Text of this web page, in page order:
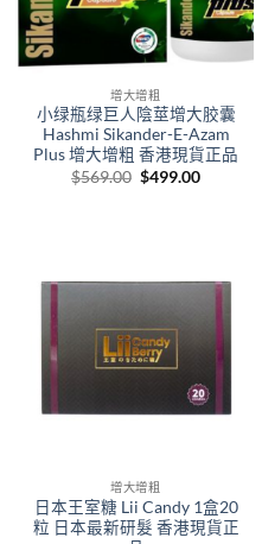
增大增粗
小绿瓶绿巨人陰莖增大胶囊
Hashmi Sikander-E-Azam
Plus 增大增粗 香港現貨正品
$569.00 Original
$499.00Current
增大增粗
日本王室糖 Lii Candy 1盒20
粒 日本最新研髮 香港現貨正